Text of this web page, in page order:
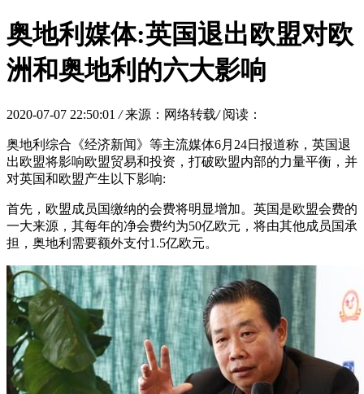
奥地利媒体:英国退出欧盟对欧
洲和奥地利的六大影响
2020-07-07 22:50:01 / 来源：网络转载/ 阅读：
奥地利综合《经济新闻》等主流媒体6月24日报道称，英国退
出欧盟将影响欧盟贸易和投资，打破欧盟内部的力量平衡，并
对英国和欧盟产生以下影响:
首先，欧盟成员国缴纳的会费将明显增加。英国是欧盟会费的
一大来源，其每年的净会费约为50亿欧元，将由其他成员国承
担，奥地利需要额外支付1.5亿欧元。